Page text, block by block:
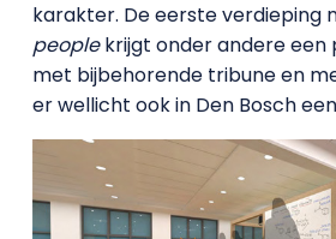
karakter. De eerste verdieping
peoplekrijgt onder andere
met bijbehorende tribune en
er wellicht ook in Den Bosch